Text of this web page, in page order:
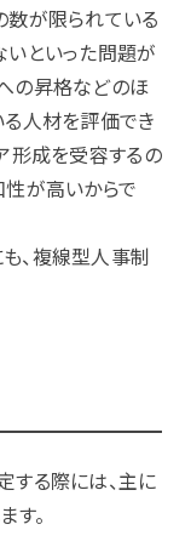
数が限られている
いといった問題が
の昇格などのほ
人材を評価でき
形成を受容するの
が高いからで
、複線型人事制
する際には、主に
す。